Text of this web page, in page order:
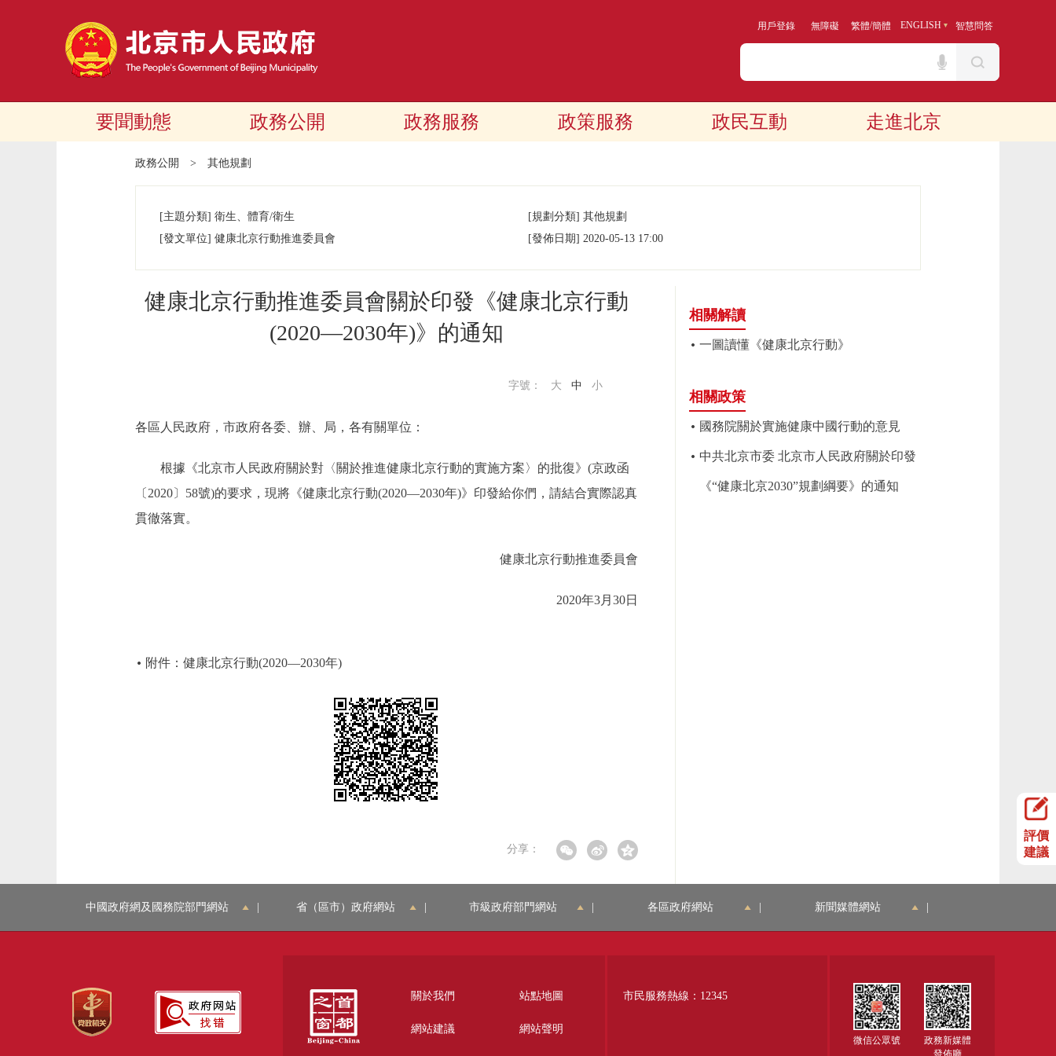
用戶登錄 無障礙 繁體/簡體 ENGLISH 智慧問答
要聞動態 政務公開 政務服務 政策服務 政民互動 走進北京
政務公開 > 其他規劃
[主題分類] 衛生、體育/衛生 [規劃分類] 其他規劃
[發文單位] 健康北京行動推進委員會 [發佈日期] 2020-05-13 17:00
健康北京行動推進委員會關於印發《健康北京行動
(2020—2030年)》的通知
字號： 大 中 小
各區人民政府，市政府各委、辦、局，各有關單位：
根據《北京市人民政府關於對〈關於推進健康北京行動的實施方案〉的批復》(京政函
〔2020〕58號)的要求，現將《健康北京行動(2020—2030年)》印發給你們，請結合實際認真
貫徹落實。
健康北京行動推進委員會
2020年3月30日
附件：健康北京行動(2020—2030年)
分享：
相關解讀
一圖讀懂《健康北京行動》
相關政策
國務院關於實施健康中國行動的意見
中共北京市委 北京市人民政府關於印發
《“健康北京2030”規劃綱要》的通知
評價
建議
中國政府網及國務院部門網站 省（區市）政府網站 市級政府部門網站 各區政府網站 新聞媒體網站
關於我們 站點地圖
網站建議 網站聲明
市民服務熱線：12345
微信公眾號
政務新媒體
發佈廳